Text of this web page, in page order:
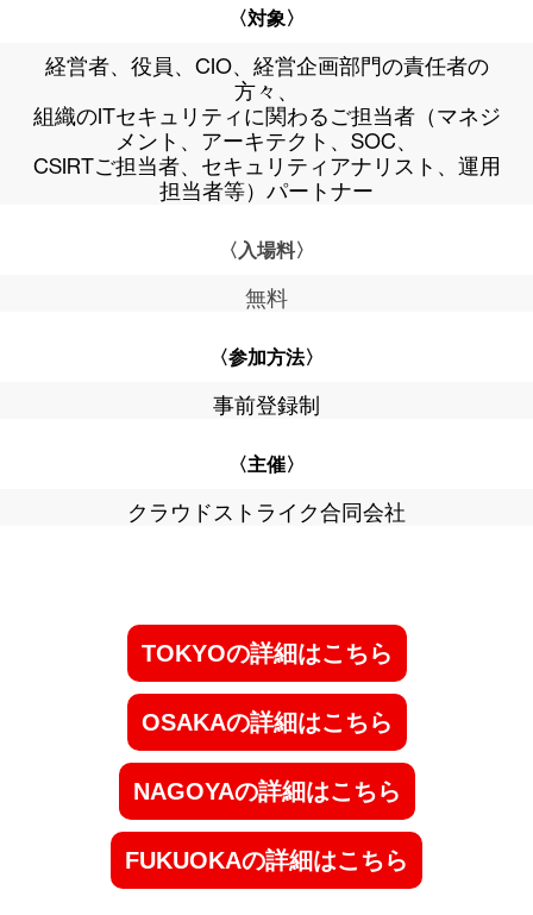
〈対象〉
経営者、役員、CIO、経営企画部門の責任者の
方々、
組織のITセキュリティに関わるご担当者（マネジ
メント、アーキテクト、SOC、
CSIRTご担当者、セキュリティアナリスト、運用
担当者等）パートナー
〈入場料〉
無料
〈参加方法〉
事前登録制
〈主催〉
クラウドストライク合同会社
TOKYOの詳細はこちら
OSAKAの詳細はこちら
NAGOYAの詳細はこちら
FUKUOKAの詳細はこちら